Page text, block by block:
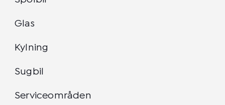
Glas
Kylning
Sugbil
Serviceområden